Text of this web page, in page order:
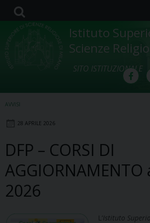
Skip
content
Istituto
Scienze
SITO ISTITUZIONALE
AVVISI
28 APRILE 2026
DFP – CORSI DI
AGGIORNAMENTO
2026
L’Istituto